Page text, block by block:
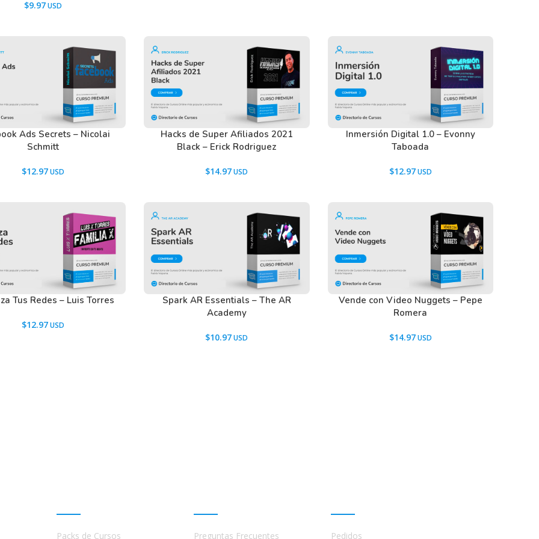
de oro!
servicios, da información sobre
esta vía, envía notificaciones para avisar de
pasar.
nuestros usuarios antes de comprar y
usando el Chat.
$9.97
Ads Secrets – Nicolai
Schmitt
$12.97
Hacks de Super Afiliados 2021
Black – Erick Rodriguez
$14.97
Inmersión Digital 1.0 – Evonny
Taboada
$12.97
Tus Redes – Luis Torres
$12.97
Spark AR Essentials – The AR
Academy
$10.97
Vende con Video Nuggets – Pepe
Romera
$14.97
Packs de Cursos Preguntas Frecuentes Pedidos